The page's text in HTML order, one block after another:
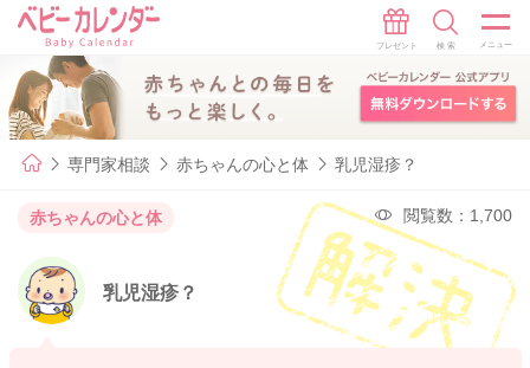
専門家相談 赤ちゃんの心と体 乳児湿疹？
赤ちゃんの心と体 閲覧数：1,700
乳児湿疹？